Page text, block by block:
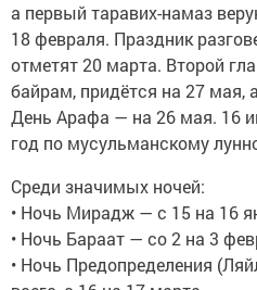
а первый таравих-намаз
18 февраля. Праздник
отметят 20 марта. Второй
байрам, придётся на 27
День Арафа — на 26 мая. 16
год по мусульманскому
Среди значимых ночей:
• Ночь Мирадж — с 15 на 16
• Ночь Бараат — со 2 на 3
• Ночь Предопределения